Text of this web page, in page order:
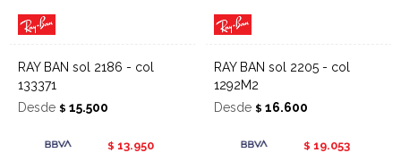
RAY BAN sol 2186 - col
133371
Desde $ 15.500
$ 13.950
RAY BAN sol 2205 - col
1292M2
Desde $ 16.600
$ 19.053